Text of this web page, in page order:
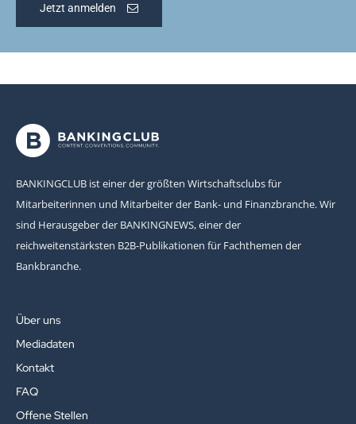
Jetzt anmelden
BANKINGCLUB ist einer der größten Wirtschaftsclubs für
Mitarbeiterinnen und Mitarbeiter der Bank- und Finanzbranche. Wir
sind Herausgeber der BANKINGNEWS, einer der
reichweitenstärksten B2B-Publikationen für Fachthemen der
Bankbranche.
Über uns
Mediadaten
Kontakt
FAQ
Offene Stellen